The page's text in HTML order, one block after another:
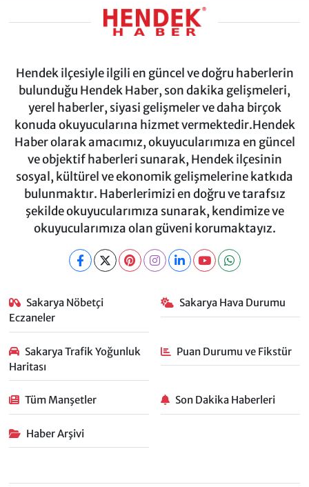
Hendek ilçesiyle ilgili en güncel ve doğru haberlerin
bulunduğu Hendek Haber, son dakika gelişmeleri,
yerel haberler, siyasi gelişmeler ve daha birçok
konuda okuyucularına hizmet vermektedir.Hendek
Haber olarak amacımız, okuyucularımıza en güncel
ve objektif haberleri sunarak, Hendek ilçesinin
sosyal, kültürel ve ekonomik gelişmelerine katkıda
bulunmaktır. Haberlerimizi en doğru ve tarafsız
şekilde okuyucularımıza sunarak, kendimize ve
okuyucularımıza olan güveni korumaktayız.
Sakarya Nöbetçi
Eczaneler
Sakarya Hava Durumu
Sakarya Trafik Yoğunluk
Haritası
Puan Durumu ve Fikstür
Tüm Manşetler Son Dakika Haberleri
Haber Arşivi